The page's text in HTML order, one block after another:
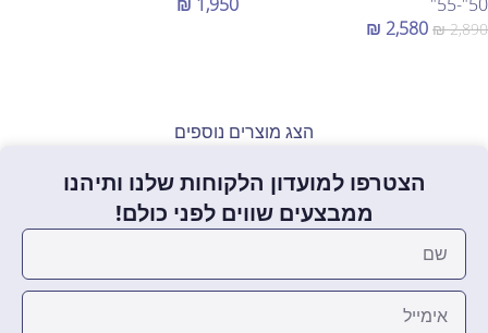
₪2,890
₪ 2,580
הצג מוצרים נוספים
הצטרפו למועדון הלקוחות שלנו ותיהנו
ממבצעים שווים לפני כולם!